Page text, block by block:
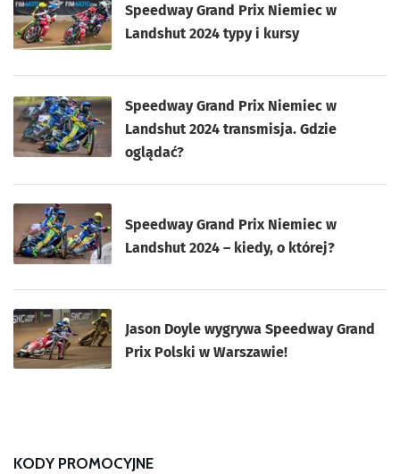
Speedway Grand Prix Niemiec w
Landshut 2024 typy i kursy
Speedway Grand Prix Niemiec w
Landshut 2024 transmisja. Gdzie
oglądać?
Speedway Grand Prix Niemiec w
Landshut 2024 – kiedy, o której?
Jason Doyle wygrywa Speedway Grand
Prix Polski w Warszawie!
KODY PROMOCYJNE